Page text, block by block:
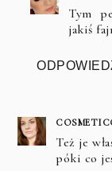
Tym
jakiś
Też je
póki co